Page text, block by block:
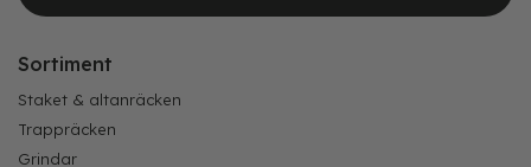
Sortiment
Staket & altanräcken
Trappräcken
Grindar